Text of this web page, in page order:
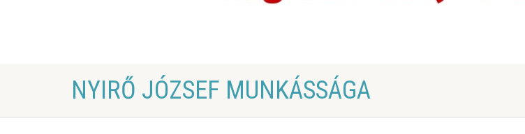
NYIRŐ JÓZSEF MUNKÁSSÁGA